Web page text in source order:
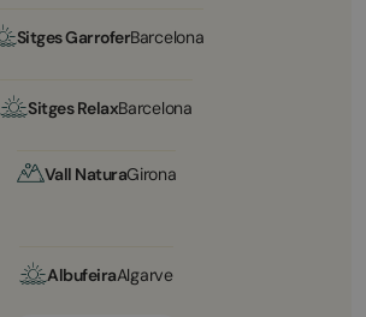
Sitges GarroferBarcelona
Sitges RelaxBarcelona
Vall NaturaGirona
AlbufeiraAlgarve